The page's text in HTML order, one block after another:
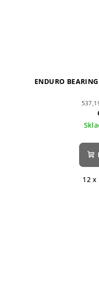
ENDURO
12 x